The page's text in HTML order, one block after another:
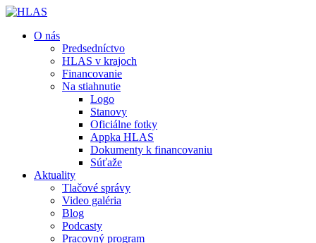
O nás
Predsedníctvo
HLAS v krajoch
Financovanie
Na stiahnutie
Logo
Stanovy
Oficiálne fotky
Appka HLAS
Dokumenty k financovaniu
Súťaže
Aktuality
Tlačové správy
Video galéria
Blog
Podcasty
Pracovný program